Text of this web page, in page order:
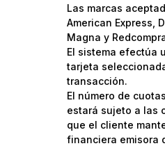
Las marcas
American Express,
Magna y
El sistema efectúa
tarjeta
transacción.
El número de
estará sujeto a las
que el cliente
financiera emisora